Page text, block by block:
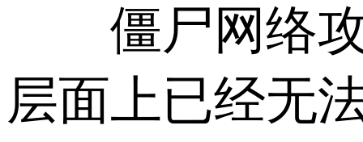
僵尸网络攻
层面上已经无